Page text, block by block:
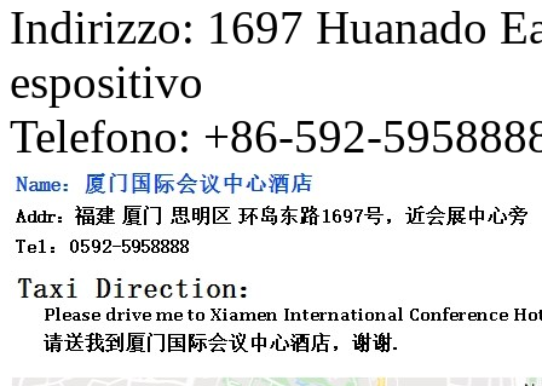
Indirizzo: 1697 Huanado
espositivo
Telefono: +86-592-